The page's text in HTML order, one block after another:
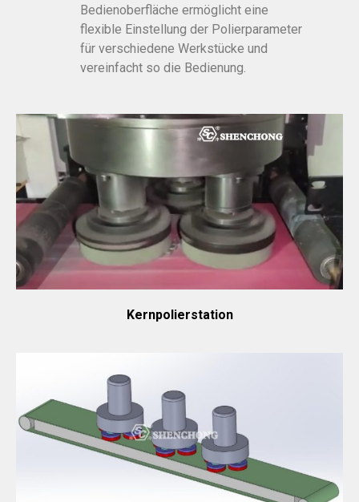
Bedienoberfläche ermöglicht eine
flexible Einstellung der Polierparameter
für verschiedene Werkstücke und
vereinfacht so die Bedienung.
Kernpolierstation